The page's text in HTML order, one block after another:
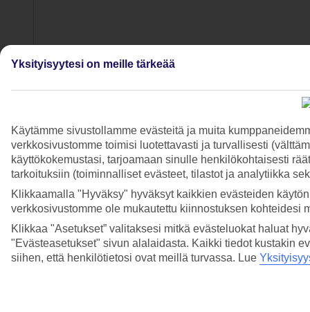
4/7
Yksityisyytesi on meille tärkeää
Käytämme sivustollamme evästeitä ja muita
verkkosivustomme toimisi luotettavasti ja turvallisesti
käyttökokemustasi, tarjoamaan sinulle henkilökohtaisesti
tarkoituksiin (toiminnalliset evästeet, tilastot ja analytiikka
Klikkaamalla "Hyväksy" hyväksyt kaikkien evästeiden
verkkosivustomme ole mukautettu kiinnostuksen kohteidesi
Klikkaa "Asetukset” valitaksesi mitkä evästeluokat haluat
"Evästeasetukset" sivun alalaidasta. Kaikki tiedot kustakin
siihen, että henkilötietosi ovat meillä turvassa. Lue